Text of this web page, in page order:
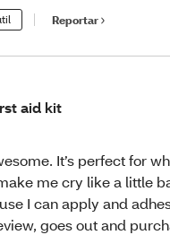
Reportar
aid kit
It’s perfect for
me cry like a little
I can apply and
goes out and